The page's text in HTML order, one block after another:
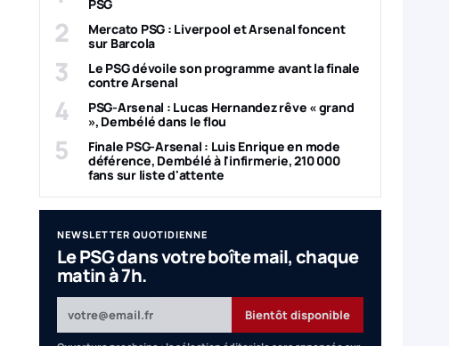
PSG
2
Mercato PSG : Liverpool et Arsenal foncent
sur Barcola
3
Le PSG dévoile son programme avant la finale
contre Arsenal
4
PSG-Arsenal : Lucas Hernandez rêve « grand
», Dembélé dans le flou
5
Finale PSG-Arsenal : Luis Enrique en mode
déférence, Dembélé à l'infirmerie, 210 000
fans sur liste d'attente
NEWSLETTER QUOTIDIENNE
Le PSG dans votre boîte mail, chaque
matin à 7h.
Votre adresse email Bientôt disponible